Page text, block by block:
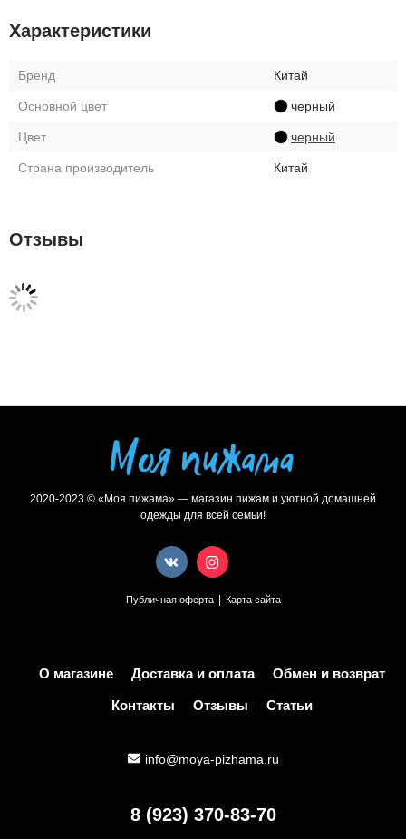
Характеристики
Бренд Китай
Основной цвет черный
Цвет черный
Страна производитель Китай
Отзывы
2020-2023 © «Моя пижама» — магазин пижам и уютной домашней
одежды для всей семьи!
Публичная оферта | Карта сайта
О магазине Доставка и оплата Обмен и возврат
Контакты Отзывы Статьи
info@moya-pizhama.ru
8 (923) 370-83-70